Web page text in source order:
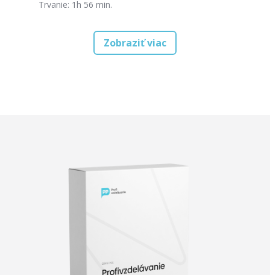
Trvanie: 1h 56 min.
Zobraziť viac